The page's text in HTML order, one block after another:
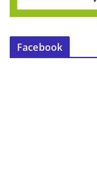
Facebook